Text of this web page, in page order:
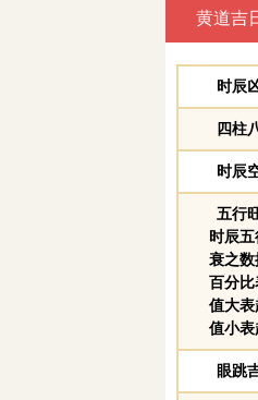
黄道吉
时辰
四柱
时辰
五行
时辰
衰之数
百分比
值大表
值小表
眼跳